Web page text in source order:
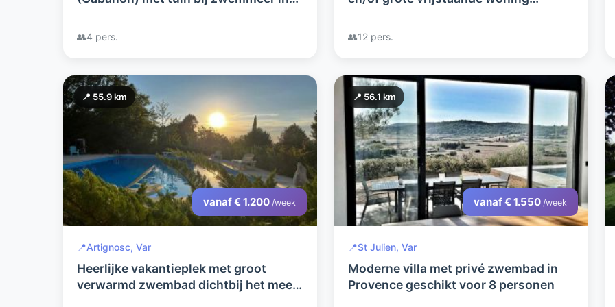
👥4 pers. 👥12 pers.
📍 55.9 km
vanaf € 1.200 /week
📍Artignosc, Var
Heerlijke vakantieplek met groot
verwarmd zwembad dichtbij het meer
📍 56.1 km
vanaf € 1.550 /week
📍St Julien, Var
Moderne villa met privé zwembad in
Provence geschikt voor 8 personen